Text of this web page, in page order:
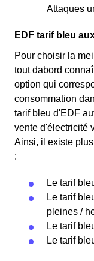
Attaques
EDF tarif bleu
Pour choisir la
tout dabord
option qui
consommation
tarif bleu d'EDF
vente d'électricité
Ainsi, il existe
:
Le tarif
Le tarif
pleines /
Le tarif
Le tarif